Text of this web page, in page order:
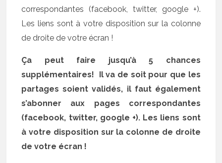
correspondantes (facebook, twitter, google +).
Les liens sont à votre disposition sur la colonne
de droite de votre écran !
Ça peut faire jusqu’à 5 chances
supplémentaires! Il va de soit pour que les
partages soient validés, il faut également
s’abonner aux pages correspondantes
(facebook, twitter, google +). Les liens sont
à votre disposition sur la colonne de droite
de votre écran !